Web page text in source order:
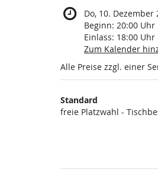
Do, 10. Dezember
Beginn: 20:00 Uhr
Einlass: 18:00 Uhr
Zum Kalender
Alle Preise zzgl. einer
Produkte
Standard
freie Platzwahl -